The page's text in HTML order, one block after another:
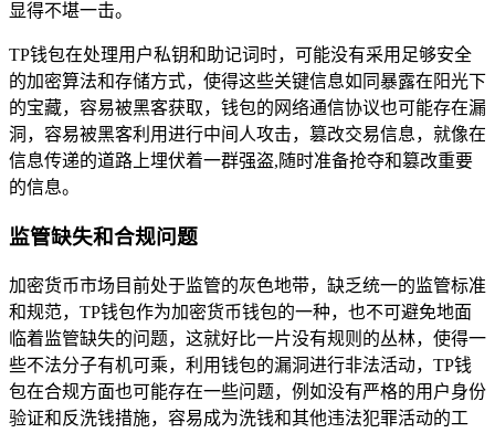
显得不堪一击。
TP钱包在处理用户私钥和助记词时，可能没有采用足够安全
的加密算法和存储方式，使得这些关键信息如同暴露在阳光下
的宝藏，容易被黑客获取，钱包的网络通信协议也可能存在漏
洞，容易被黑客利用进行中间人攻击，篡改交易信息，就像在
信息传递的道路上埋伏着一群强盗,随时准备抢夺和篡改重要
的信息。
监管缺失和合规问题
加密货币市场目前处于监管的灰色地带，缺乏统一的监管标准
和规范，TP钱包作为加密货币钱包的一种，也不可避免地面
临着监管缺失的问题，这就好比一片没有规则的丛林，使得一
些不法分子有机可乘，利用钱包的漏洞进行非法活动，TP钱
包在合规方面也可能存在一些问题，例如没有严格的用户身份
验证和反洗钱措施，容易成为洗钱和其他违法犯罪活动的工